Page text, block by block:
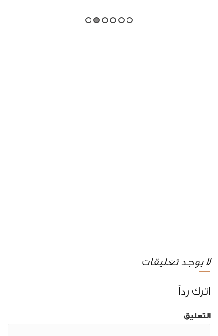
لا يوجد تعليقات
اترك رداً
التعليق